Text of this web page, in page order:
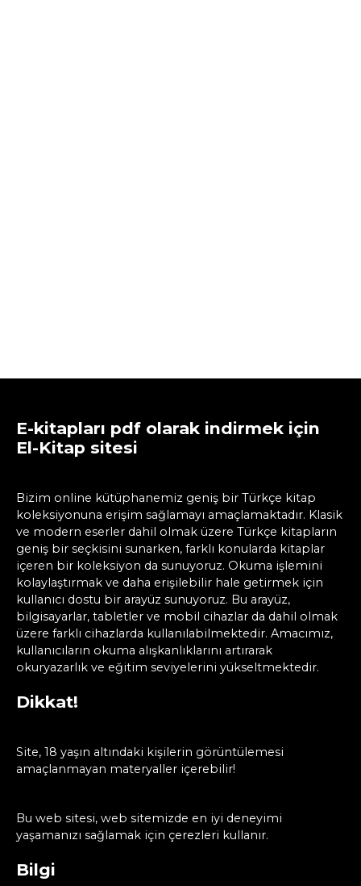
E-kitapları pdf olarak indirmek için
El-Kitap sitesi
Bizim online kütüphanemiz geniş bir Türkçe kitap
koleksiyonuna erişim sağlamayı amaçlamaktadır. Klasik
ve modern eserler dahil olmak üzere Türkçe kitapların
geniş bir seçkisini sunarken, farklı konularda kitaplar
içeren bir koleksiyon da sunuyoruz. Okuma işlemini
kolaylaştırmak ve daha erişilebilir hale getirmek için
kullanıcı dostu bir arayüz sunuyoruz. Bu arayüz,
bilgisayarlar, tabletler ve mobil cihazlar da dahil olmak
üzere farklı cihazlarda kullanılabilmektedir. Amacımız,
kullanıcıların okuma alışkanlıklarını artırarak
okuryazarlık ve eğitim seviyelerini yükseltmektedir.
Dikkat!
Site, 18 yaşın altındaki kişilerin görüntülemesi
amaçlanmayan materyaller içerebilir!
Bu web sitesi, web sitemizde en iyi deneyimi
yaşamanızı sağlamak için çerezleri kullanır.
Bilgi